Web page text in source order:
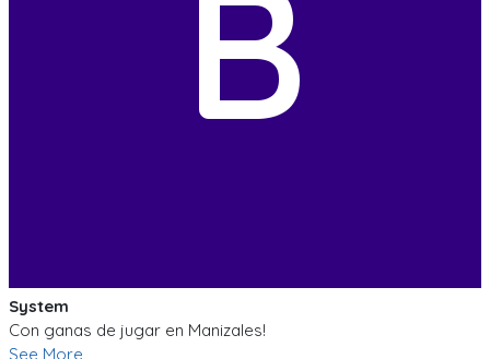
B
System
Con ganas de jugar en Manizales!
See More